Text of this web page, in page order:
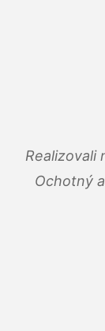
Realizovali
Ochotný